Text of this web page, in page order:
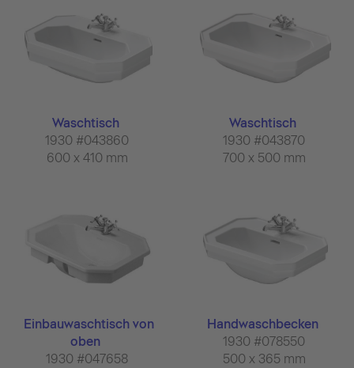
Waschtisch
1930 #043860
600 x 410 mm
Waschtisch
1930 #043870
700 x 500 mm
Einbauwaschtisch von
oben
1930 #047658
Handwaschbecken
1930 #078550
500 x 365 mm